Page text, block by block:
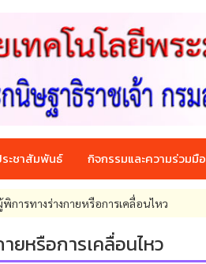
ะชาสัมพันธ์ กิจกรรมและความร่วมมือ
การทางร่างกายหรือการเคลื่อนไหว
ยหรือการเคลื่อนไหว